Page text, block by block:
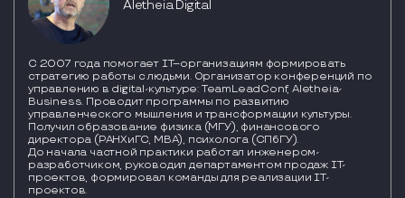
Aletheia Digital
С 2007 года помогает IT–организациям формировать
стратегию работы с людьми. Организатор конференций по
управлению в digital-культуре: TeamLeadConf, Aletheia-
Business. Проводит программы по развитию
управленческого мышления и трансформации культуры.
Получил образование физика (МГУ), финансового
директора (РАНХиГС, MBA), психолога (СПбГУ).
До начала частной практики работал инженером-
разработчиком, руководил департаментом продаж IT-
проектов, формировал команды для реализации IT-
проектов.